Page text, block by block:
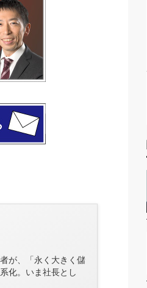
が、「永く大きく儲
化。いま社長とし